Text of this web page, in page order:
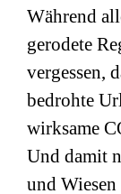
Während
gerodete
vergessen,
bedrohte
wirksame
Und damit
und